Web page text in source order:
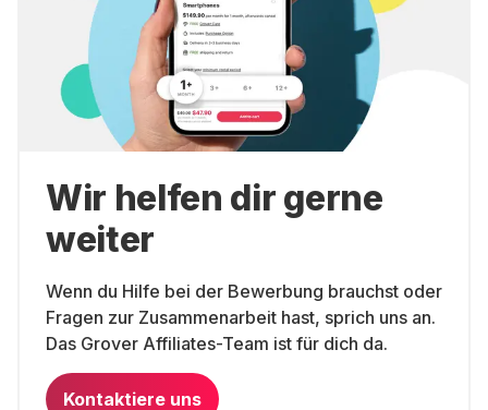
Wir helfen dir gerne
weiter
Wenn du Hilfe bei der Bewerbung brauchst oder
Fragen zur Zusammenarbeit hast, sprich uns an.
Das Grover Affiliates-Team ist für dich da.
Kontaktiere uns